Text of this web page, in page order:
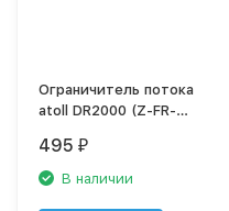
Ограничитель потока
atoll DR2000 (Z-FR-
495 ₽
В наличии